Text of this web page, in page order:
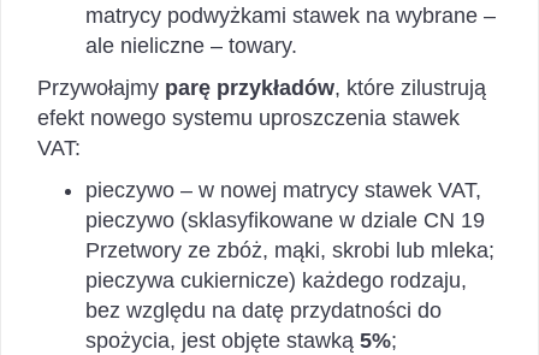
matrycy podwyżkami stawek na wybrane –
ale nieliczne – towary.
Przywołajmy parę przykładów, które zilustrują
efekt nowego systemu uproszczenia stawek
VAT:
pieczywo – w nowej matrycy stawek VAT,
pieczywo (sklasyfikowane w dziale CN 19
Przetwory ze zbóż, mąki, skrobi lub mleka;
pieczywa cukiernicze) każdego rodzaju,
bez względu na datę przydatności do
spożycia, jest objęte stawką 5%;